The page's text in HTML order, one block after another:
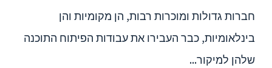
חברות גדולות ומוכרות רבות, הן מקומיות והן
בינלאומיות, כבר העבירו את עבודות הפיתוח התוכנה
שלהן למיקור...